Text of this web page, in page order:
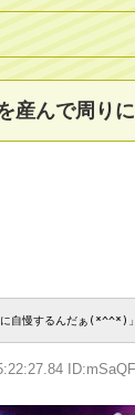
産んで周
に自慢するんだぁ(*^^*)」